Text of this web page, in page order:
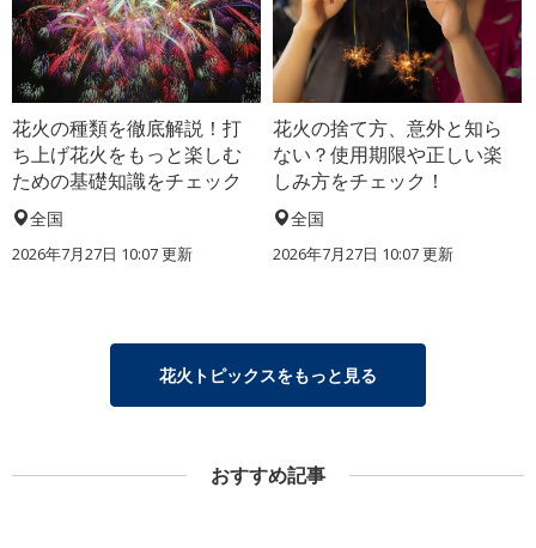
花火の種類を徹底解説！打
ち上げ花火をもっと楽しむ
ための基礎知識をチェック
全国
2026年7月27日 10:07 更新
花火の捨て方、意外と知ら
ない？使用期限や正しい楽
しみ方をチェック！
全国
2026年7月27日 10:07 更新
花火トピックスをもっと見る
おすすめ記事